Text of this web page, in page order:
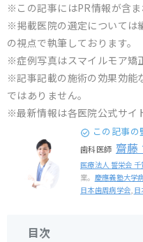
※この記事にはPR情報が含ま
※掲載医院の選定については
の視点で執筆しております。
※症例写真はスマイルモア矯
※記事記載の施術の効果効能
ではありません。
※最新情報は各医院公式サイ
この記事の
歯科医師 齋藤
医療法人 誓栄会
業。 慶應義塾大学
日本歯周病学会,
目次